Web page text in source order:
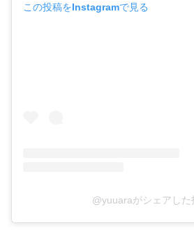
この投稿をInstagramで見る
@yuuaraがシェアした